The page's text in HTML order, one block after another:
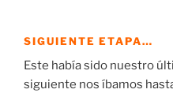
SIGUIENTE ETAPA…
Este había sido nuestro
siguiente nos íbamos